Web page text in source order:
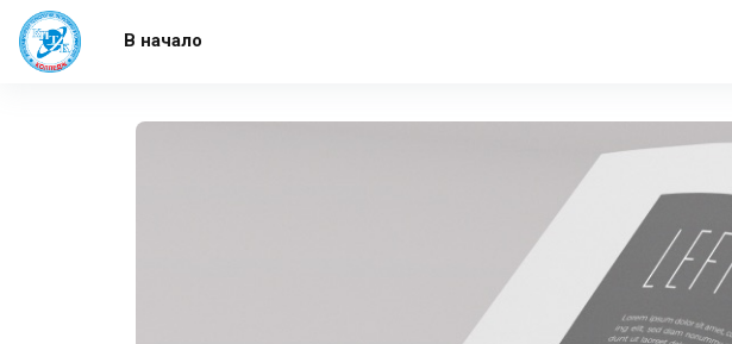
Перейти к основному содержанию
В начало